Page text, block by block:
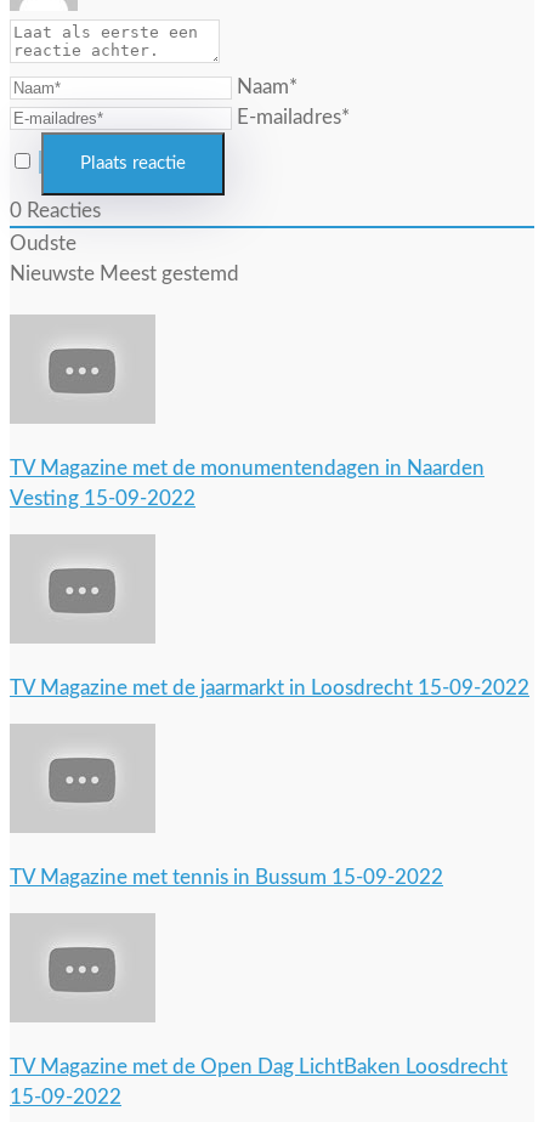
Naam*
E-mailadres*
0 Reacties
Oudste
Nieuwste Meest gestemd
TV Magazine met de monumentendagen in Naarden
Vesting 15-09-2022
TV Magazine met de jaarmarkt in Loosdrecht 15-09-2022
TV Magazine met tennis in Bussum 15-09-2022
TV Magazine met de Open Dag LichtBaken Loosdrecht
15-09-2022